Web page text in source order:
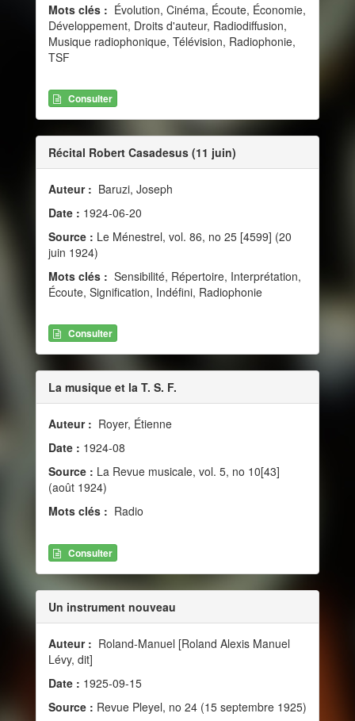
Mots clés : Évolution, Cinéma, Écoute, Économie,
Développement, Droits d'auteur, Radiodiffusion,
Musique radiophonique, Télévision, Radiophonie,
TSF
Consulter
Récital Robert Casadesus (11 juin)
Auteur : Baruzi, Joseph
Date : 1924-06-20
Source : Le Ménestrel, vol. 86, no 25 [4599] (20
juin 1924)
Mots clés : Sensibilité, Répertoire, Interprétation,
Écoute, Signification, Indéfini, Radiophonie
Consulter
La musique et la T. S. F.
Auteur : Royer, Étienne
Date : 1924-08
Source : La Revue musicale, vol. 5, no 10[43]
(août 1924)
Mots clés : Radio
Consulter
Un instrument nouveau
Auteur : Roland-Manuel [Roland Alexis Manuel
Lévy, dit]
Date : 1925-09-15
Source : Revue Pleyel, no 24 (15 septembre 1925)